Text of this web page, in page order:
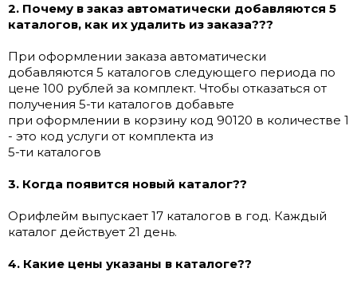
2. Почему в заказ автоматически добавляются 5
каталогов, как их удалить из заказа???
При оформлении заказа автоматически
добавляются 5 каталогов следующего периода по
цене 100 рублей за комплект. Чтобы отказаться от
получения 5-ти каталогов добавьте
при оформлении в корзину код 90120 в количестве 1
- это код услуги от комплекта из
5-ти каталогов
3. Когда появится новый каталог??
Орифлейм выпускает 17 каталогов в год. Каждый
каталог действует 21 день.
4. Какие цены указаны в каталоге??